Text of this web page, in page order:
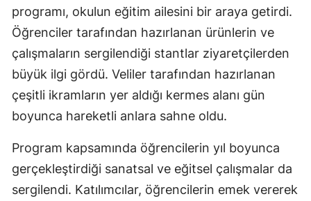
programı, okulun eğitim ailesini bir araya getirdi.
Öğrenciler tarafından hazırlanan ürünlerin ve
çalışmaların sergilendiği stantlar ziyaretçilerden
büyük ilgi gördü. Veliler tarafından hazırlanan
çeşitli ikramların yer aldığı kermes alanı gün
boyunca hareketli anlara sahne oldu.
Program kapsamında öğrencilerin yıl boyunca
gerçekleştirdiği sanatsal ve eğitsel çalışmalar da
sergilendi. Katılımcılar, öğrencilerin emek vererek